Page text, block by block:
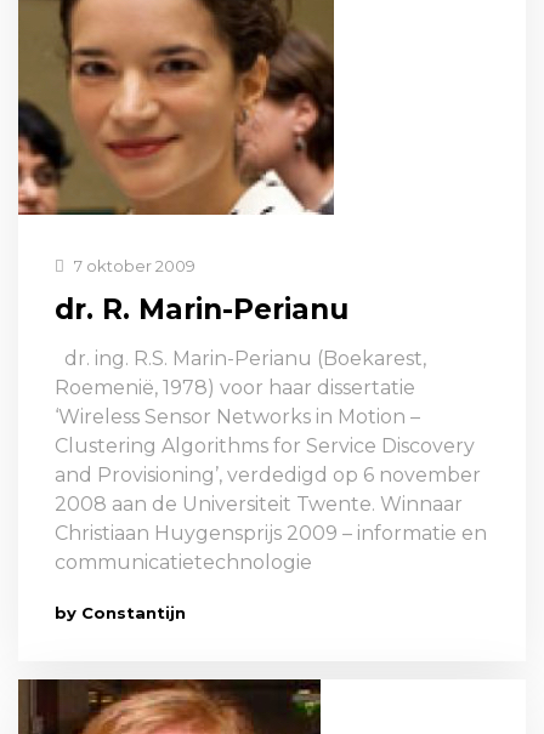
7 oktober 2009
dr. R. Marin-Perianu
dr. ing. R.S. Marin-Perianu (Boekarest,
Roemenië, 1978) voor haar dissertatie
‘Wireless Sensor Networks in Motion –
Clustering Algorithms for Service Discovery
and Provisioning’, verdedigd op 6 november
2008 aan de Universiteit Twente. Winnaar
Christiaan Huygensprijs 2009 – informatie en
communicatietechnologie
by Constantijn